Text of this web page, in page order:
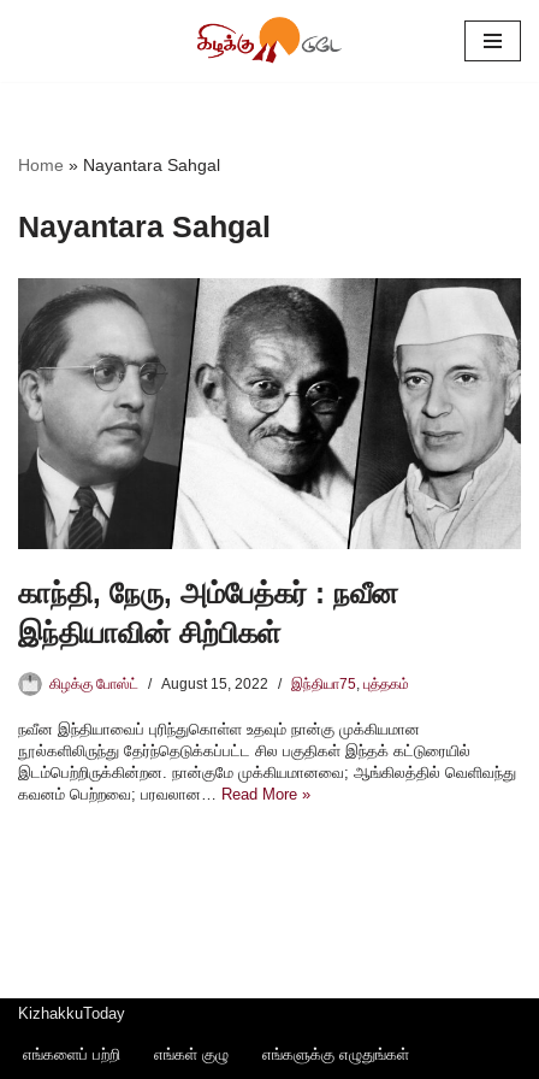
Home » Nayantara Sahgal
Nayantara Sahgal
காந்தி, நேரு, அம்பேத்கர் : நவீன
இந்தியாவின் சிற்பிகள்
கிழக்கு போஸ்ட் August 15, 2022 இந்தியா75 புத்தகம்
நவீன இந்தியாவைப் புரிந்துகொள்ள உதவும் நான்கு முக்கியமான
நூல்களிலிருந்து தேர்ந்தெடுக்கப்பட்ட சில பகுதிகள் இந்தக் கட்டுரையில்
இடம்பெற்றிருக்கின்றன. நான்குமே முக்கியமானவை; ஆங்கிலத்தில் வெளிவந்து
கவனம் பெற்றவை; பரவலான… Read More »
KizhakkuToday
எங்களைப் பற்றி எங்கள் குழு எங்களுக்கு எழுதுங்கள்